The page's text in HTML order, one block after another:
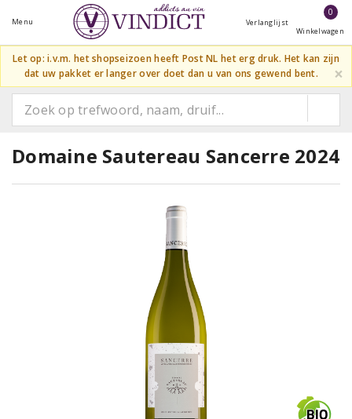
Menu Verlanglijst
0
Winkelwagen
Let op: i.v.m. het shopseizoen heeft Post NL het erg druk. Het kan zijn
dat uw pakket er langer over doet dan u van ons gewend bent.
×
Domaine Sautereau Sancerre 2024